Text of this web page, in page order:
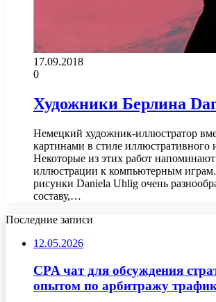
17.09.2018
0
Художники Берлина
Немецкий художник-иллюстратор
картинами в стиле иллюстративного
Некоторые из этих работ
иллюстрации к компьютерным
рисунки Daniela Uhlig очень
составу,…
Последние записи
12.05.2026
CPA чат для обсуждения
опытом по арбитражу